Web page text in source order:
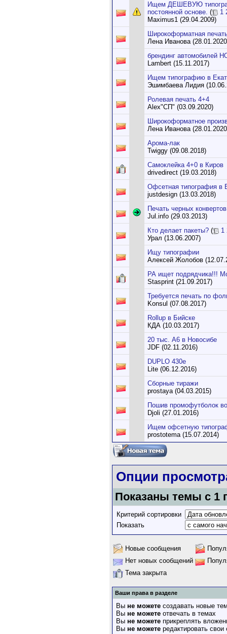
Ищем ДЕШЕВУЮ
постоянной основе. ( 1
Maximus1 (29.04.2009)
Широкоформатная
Лена Иванова
брендинг автомобилей
Lambert (15.11.2017)
Ищем типографию в
Эшимбаева Лидия
Ролевая печать 4+4
Alex"СП" (03.09.2020)
Широкоформатное
Лена Иванова
Арома-лак
Twiggy (09.08.2018)
Самоклейка 4+0 в Киров
drivedirect (19.03.2018)
Офсетная типография в
justdesign (13.03.2018)
Печать черных
Jul.info (29.03.2013)
Кто делает пакеты? ( 1
Урал (13.06.2007)
Ищу типографии
Алексей Жолобов
РА ищет подрядчика!!!
Stasprint (21.09.2017)
Требуется печать по
Konsul (07.08.2017)
Rollup в Бийске
КДА (10.03.2017)
20 тыс. А6 в Новосибе
JDF (02.11.2016)
DUPLO 430e
Lite (06.12.2016)
Сборные тиражи
prostaya (04.03.2015)
Пошив промофутболок
Djoli (27.01.2016)
Ищем офсетную
prostotema (15.07.2014)
Опции
Показаны темы с 1
Критерий сортировки
Показать
Новые сообщения
Нет новых сообщений
Тема закрыта
Ваши права в разделе
Вы не можете создавать новые
Вы не можете отвечать в темах
Вы не можете прикреплять
Вы не можете редактировать